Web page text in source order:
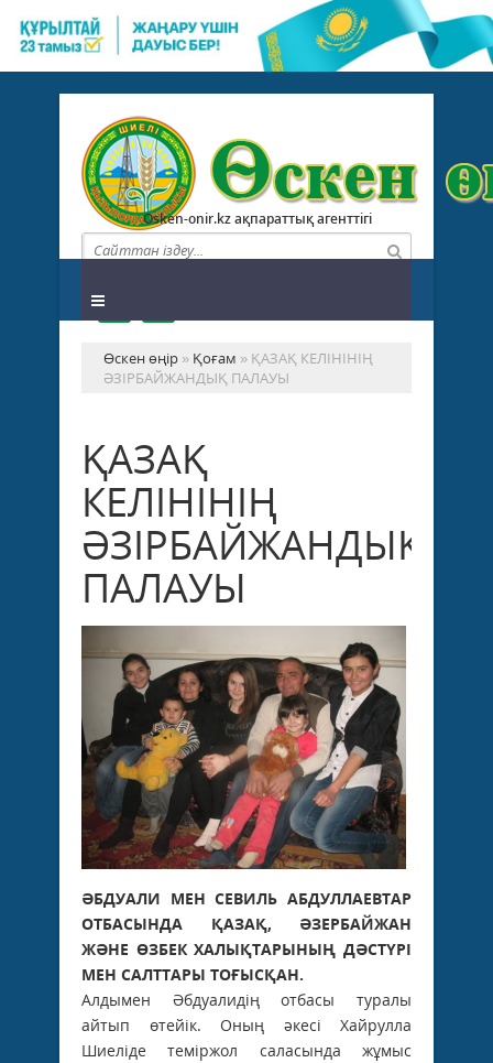
Osken-onir.kz ақпараттық агенттігі
Өскен өңір » Қоғам » ҚАЗАҚ КЕЛІНІНІҢ
ӘЗІРБАЙЖАНДЫҚ ПАЛАУЫ
ҚАЗАҚ
КЕЛІНІНІҢ
ӘЗІРБАЙЖАНДЫҚ
ПАЛАУЫ
ӘБДУАЛИ МЕН СЕВИЛЬ АБДУЛЛАЕВТАР
ОТБАСЫНДА ҚАЗАҚ, ӘЗЕРБАЙЖАН
ЖӘНЕ ӨЗБЕК ХАЛЫҚТАРЫНЫҢ ДӘСТҮРІ
МЕН САЛТТАРЫ ТОҒЫСҚАН.
Алдымен Әбдуалидің отбасы туралы
айтып өтейік. Оның әкесі Хайрулла
Шиеліде теміржол саласында жұмыс